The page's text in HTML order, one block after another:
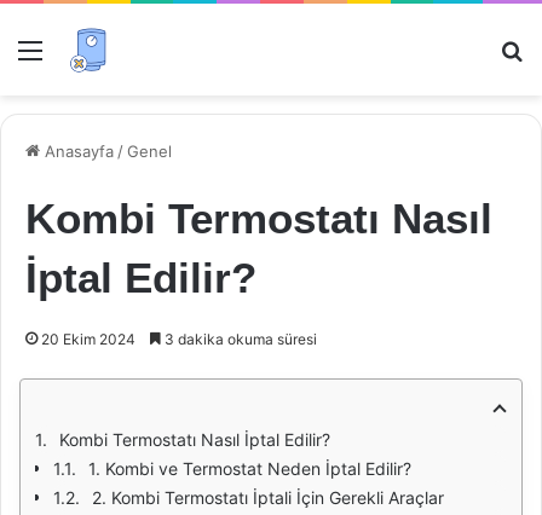
Menü
Anasayfa /Genel
Kombi Termostatı Nasıl
İptal Edilir?
20 Ekim 2024 3 dakika okuma süresi
Kombi Termostatı Nasıl İptal Edilir?
1. Kombi ve Termostat Neden İptal Edilir?
2. Kombi Termostatı İptali İçin Gerekli Araçlar